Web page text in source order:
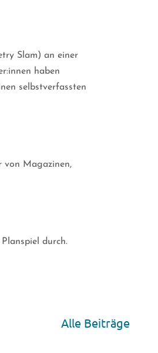
Slam) an einer
haben
selbstverfassten
von Magazinen,
durch.
Alle Beiträge